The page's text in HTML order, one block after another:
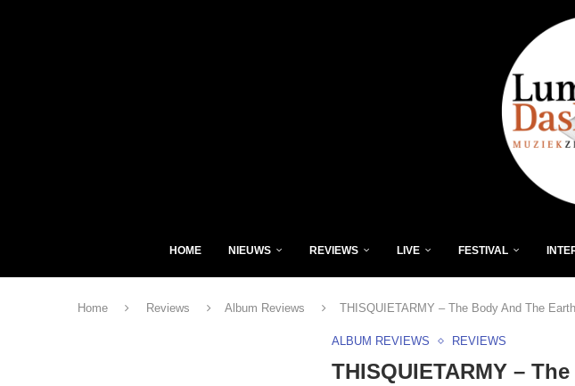
HOME NIEUWS REVIEWS LIVE FESTIVAL
Home Reviews Album Reviews THISQUIETARMY – The Body And The
ALBUM REVIEWS REVIEWS
THISQUIETARMY –